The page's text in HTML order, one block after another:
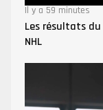
Il y a 59 minutes
Les résultats
NHL